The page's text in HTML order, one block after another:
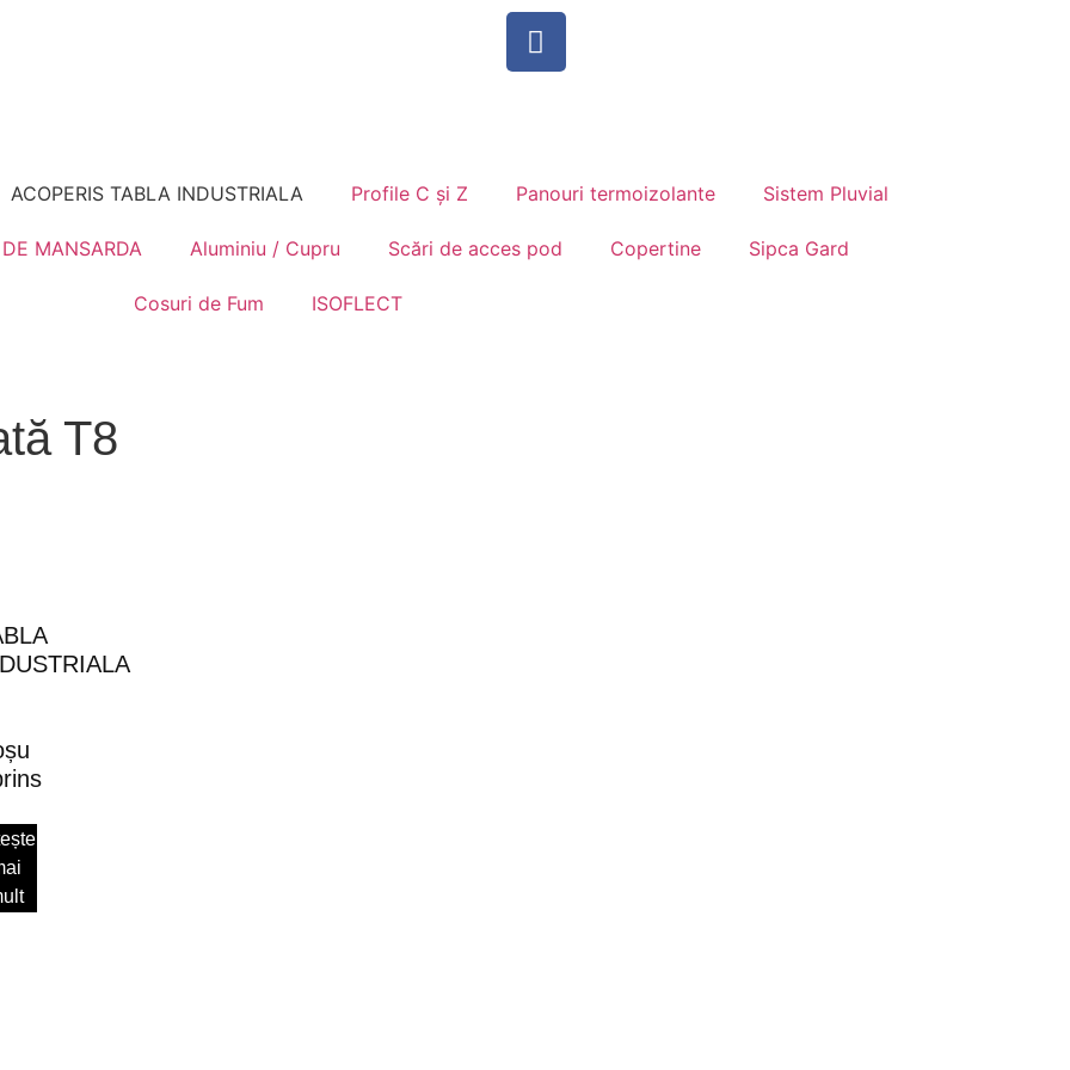
ACOPERIS TABLA INDUSTRIALA Profile C și Z Panouri termoizolante Sistem Pluvial
DE MANSARDA Aluminiu / Cupru Scări de acces pod Copertine Sipca Gard
Cosuri de Fum ISOFLECT
T8